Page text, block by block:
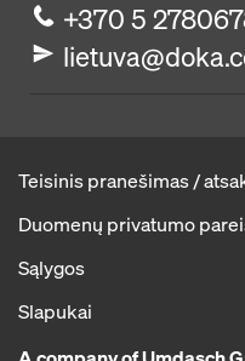
+370 5
Teisinis pranešimas /
Duomenų privatumo
Sąlygos
Slapukai